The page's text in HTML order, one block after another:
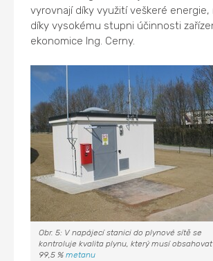
vyrovnají díky využití veškeré
díky vysokému stupni účinnosti
ekonomice Ing. Cerny.
Obr. 5: V napájecí stanici do plynové sítě se
kontroluje kvalita plynu, který musí obsahovat
99,5 %metanu